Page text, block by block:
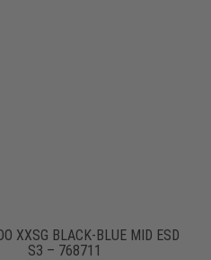
XXSG BLACK-BLUE MID ESD
S3 – 768711